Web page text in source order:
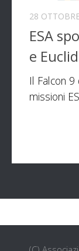
28
ESA
e Euclid
Il Falcon
missioni